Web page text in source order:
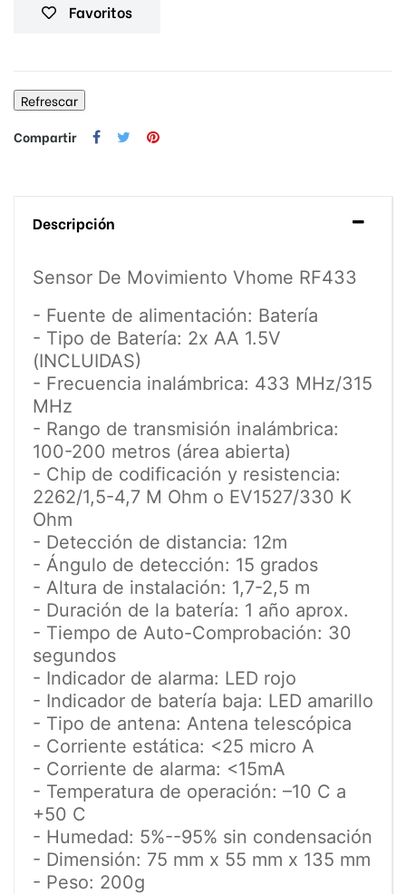
Favoritos
Compartir
Descripción
Sensor De Movimiento Vhome RF433
- Fuente de alimentación: Batería
- Tipo de Batería: 2x AA 1.5V
(INCLUIDAS)
- Frecuencia inalámbrica: 433 MHz/315
MHz
- Rango de transmisión inalámbrica:
100-200 metros (área abierta)
- Chip de codificación y resistencia:
2262/1,5-4,7 M Ohm o EV1527/330 K
Ohm
- Detección de distancia: 12m
- Ángulo de detección: 15 grados
- Altura de instalación: 1,7-2,5 m
- Duración de la batería: 1 año aprox.
- Tiempo de Auto-Comprobación: 30
segundos
- Indicador de alarma: LED rojo
- Indicador de batería baja: LED amarillo
- Tipo de antena: Antena telescópica
- Corriente estática: <25 micro A
- Corriente de alarma: <15mA
- Temperatura de operación: –10 C a
+50 C
- Humedad: 5%--95% sin condensación
- Dimensión: 75 mm x 55 mm x 135 mm
- Peso: 200g